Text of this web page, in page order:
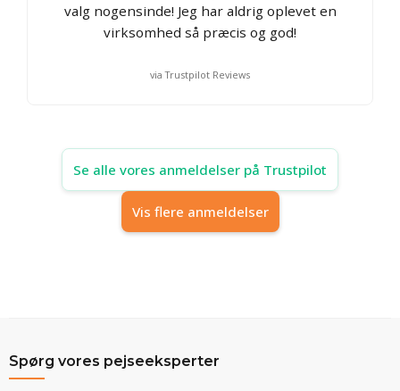
valg nogensinde! Jeg har aldrig oplevet en
virksomhed så præcis og god!
via Trustpilot Reviews
Se alle vores anmeldelser på Trustpilot
Vis flere anmeldelser
Spørg vores pejseeksperter